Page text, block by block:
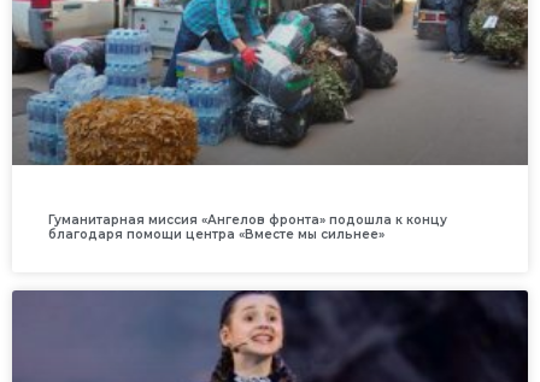
Гуманитарная миссия «Ангелов фронта» подошла к концу
благодаря помощи центра «Вместе мы сильнее»